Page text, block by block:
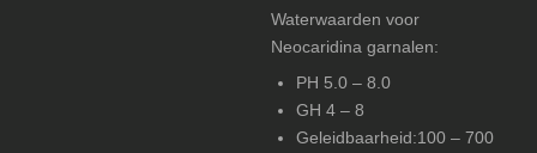
Waterwaarden voor
Neocaridina garnalen:
PH 5.0 – 8.0
GH 4 – 8
Geleidbaarheid:100 – 700